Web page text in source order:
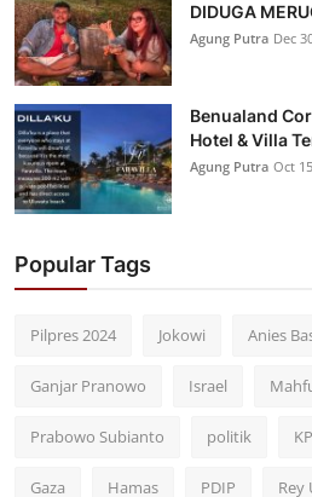
DIDUGA
Agung Putra Dec
Benualand
Hotel & Villa
Agung Putra Oct
Popular Tags
Pilpres 2024 Jokowi Anies
Ganjar Pranowo Israel
Prabowo Subianto politik
Gaza Hamas PDIP Rey